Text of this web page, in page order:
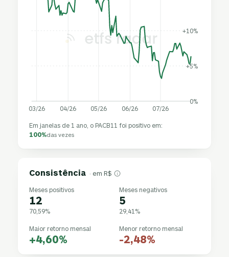
0%
+5%
+10%
03/26 04/26 05/26 06/26 07/26
Em janelas de 1 ano, o PACB11 foi positivo em:
100%das vezes
Consistência · em R$
Meses positivos
12
70,59%
Meses negativos
5
29,41%
Maior retorno mensal
+4,60%
Menor retorno mensal
-2,48%